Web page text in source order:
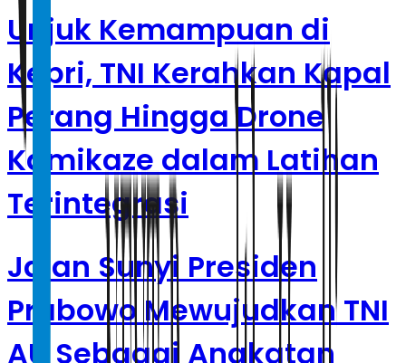
Unjuk Kemampuan di
Kepri, TNI Kerahkan Kapal
Perang Hingga Drone
Kamikaze dalam Latihan
Terintegrasi
Jalan Sunyi Presiden
Prabowo Mewujudkan TNI
AU Sebagai Angkatan